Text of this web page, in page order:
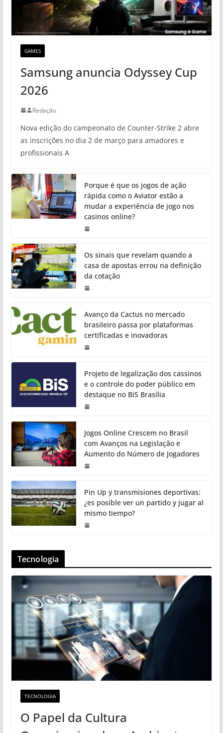
GAMES
Samsung anuncia Odyssey Cup
2026
Redação
Nova edição do campeonato de Counter-Strike 2 abre
as inscrições no dia 2 de março para amadores e
profissionais A
Porque é que os jogos de ação
rápida como o Aviator estão a
mudar a experiência de jogo nos
casinos online?
Os sinais que revelam quando a
casa de apostas errou na definição
da cotação
Avanço da Cactus no mercado
brasileiro passa por plataformas
certificadas e inovadoras
Projeto de legalização dos cassinos
e o controle do poder público em
destaque no BiS Brasília
Jogos Online Crescem no Brasil
com Avanços na Legislação e
Aumento do Número de Jogadores
Pin Up y transmisiones deportivas:
¿es posible ver un partido y jugar al
mismo tiempo?
Tecnologia
TECNOLOGIA
O Papel da Cultura